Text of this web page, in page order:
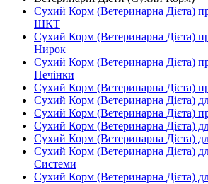
Сухий Корм (Ветеринарна Дієта)
ШКТ
Сухий Корм (Ветеринарна Дієта)
Нирок
Сухий Корм (Ветеринарна Дієта)
Печінки
Сухий Корм (Ветеринарна Дієта)
Сухий Корм (Ветеринарна Дієта)
Сухий Корм (Ветеринарна Дієта)
Сухий Корм (Ветеринарна Дієта)
Сухий Корм (Ветеринарна Дієта)
Сухий Корм (Ветеринарна Дієта)
Системи
Сухий Корм (Ветеринарна Дієта)